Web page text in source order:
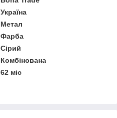
Україна
Метал
Фарба
Сірий
Комбінована
62 міс